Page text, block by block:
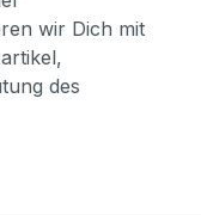
wir Dich mit
des